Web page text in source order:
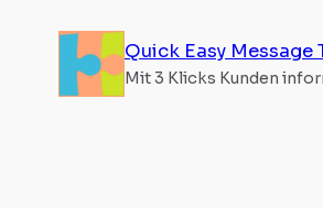
springen
Quick Easy Message
Mit 3 Klicks Kunden